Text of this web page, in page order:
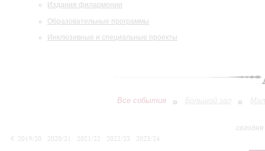
Издания филармонии
Образовательные программы
Инклюзивные и специальные проекты
Все события Большой зал
2019/20
2020/21 2021/22 2022/23
2023/24